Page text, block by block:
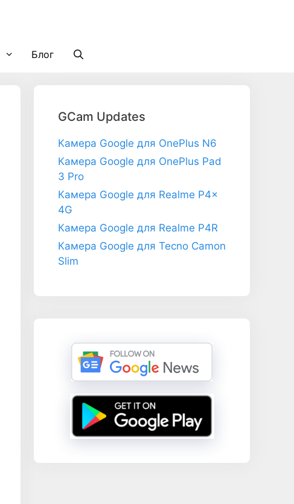
Блог
GCam Updates
Камера Google для OnePlus N6
Камера Google для OnePlus Pad
3 Pro
Камера Google для Realme P4x
4G
Камера Google для Realme P4R
Камера Google для Tecno Camon
Slim